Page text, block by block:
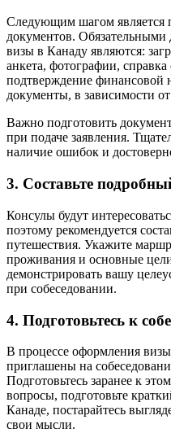
Следующим шагом является
документов.
визы в Канаду являются:
анкета, фотографии, справка
подтверждение финансовой
документы, в зависимости
Важно подготовить
при подаче заявления.
наличие ошибок и
3. Составьте
Консулы будут
поэтому рекомендуется
путешествия. Укажите
проживания и основные
демонстрировать вашу
при собеседовании.
4. Подготовьтесь к
В процессе оформления
приглашены на
Подготовьтесь заранее к
вопросы, подготовьте
Канаде, постарайтесь
свои мысли.